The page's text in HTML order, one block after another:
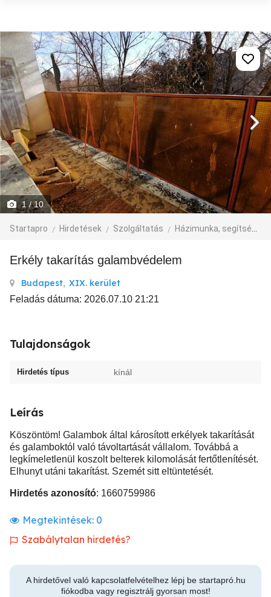
1/ 10
Startapro Hirdetések Szolgáltatás Házimunka, segítség
Erkély takarítás galambvédelem
Budapest, XIX. kerület
Feladás dátuma: 2026.07.10 21:21
Tulajdonságok
Hirdetés típus kínál
Leírás
Köszöntöm! Galambok által károsított erkélyek takarítását
és galamboktól való távoltartását vállalom. Továbbá a
legkímeletlenül koszolt belterek kilomolását fertőtlenítését.
Elhunyt utáni takarítást. Szemét sitt eltüntetését.
Hirdetés azonosító: 1660759986
Megtekintések: 0
Szabálytalan hirdetés?
A hirdetővel való kapcsolatfelvételhez lépj be startapró.hu
fiókodba vagy regisztrálj gyorsan most!